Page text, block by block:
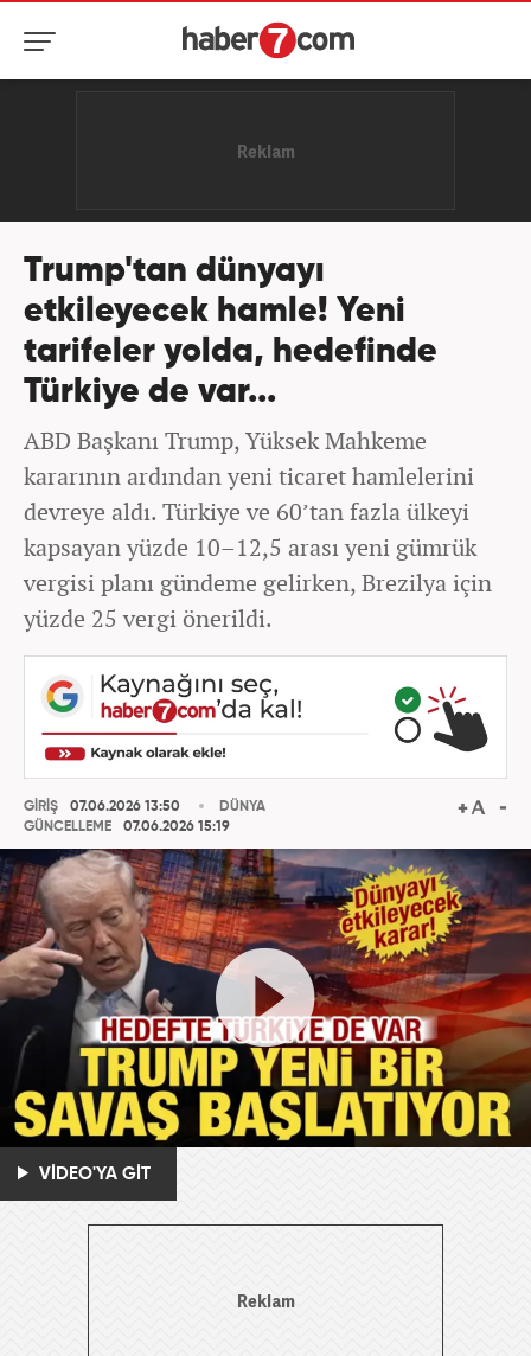
Trump'tan dünyayı
etkileyecek hamle! Yeni
tarifeler yolda, hedefinde
Türkiye de var...
ABD Başkanı Trump, Yüksek Mahkeme
kararının ardından yeni ticaret hamlelerini
devreye aldı. Türkiye ve 60’tan fazla ülkeyi
kapsayan yüzde 10–12,5 arası yeni gümrük
vergisi planı gündeme gelirken, Brezilya için
yüzde 25 vergi önerildi.
GİRİŞ
07.06.2026 13:50
GÜNCELLEME
07.06.2026 15:19
DÜNYA
VİDEO'YA GİT